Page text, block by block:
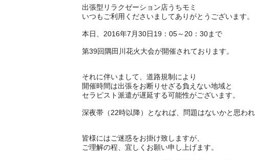
出張型リラクゼーション店うちモミ
いつもご利用くださいましてありがとうございます。
本日、2016年7月30日19：05～20：30まで
第39回隅田川花火大会が開催されております。
それに伴いまして、道路規制により
開催時間は出張をお断りせざる負えない地域と
セラピスト派遣が遅延する可能性がございます。
深夜帯（22時以降）となれば、問題はないかと思われ
皆様にはご迷惑をお掛け致しますが、
ご理解の程、宜しくお願い申し上げます。